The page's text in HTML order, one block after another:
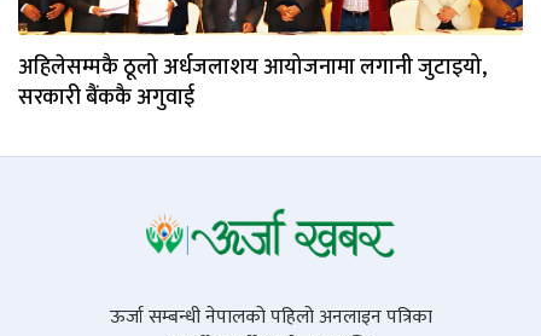
अहिलेसम्मकै ठूलो अर्धजलाशय आयोजनामा लगानी जुटाइयो,
सरकारी बैंककै अगुवाई
ऊर्जा सम्बन्धी नेपालको पहिलो अनलाइन पत्रिका